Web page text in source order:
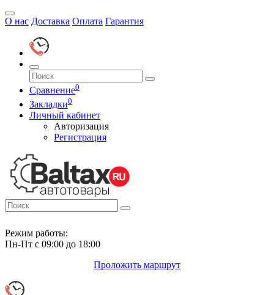
О нас Доставка Оплата Гарантия
Сравнение0
Закладки0
Личный кабинет
Авторизация
Регистрация
Режим работы:
Пн-Пт с 09:00 до 18:00
Проложить маршрут